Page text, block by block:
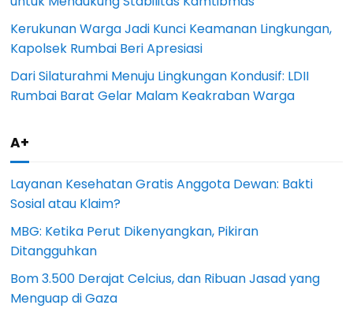
Kerukunan Warga Jadi Kunci Keamanan Lingkungan,
Kapolsek Rumbai Beri Apresiasi
Dari Silaturahmi Menuju Lingkungan Kondusif: LDII
Rumbai Barat Gelar Malam Keakraban Warga
A+
Layanan Kesehatan Gratis Anggota Dewan: Bakti
Sosial atau Klaim?
MBG: Ketika Perut Dikenyangkan, Pikiran
Ditangguhkan
Bom 3.500 Derajat Celcius, dan Ribuan Jasad yang
Menguap di Gaza